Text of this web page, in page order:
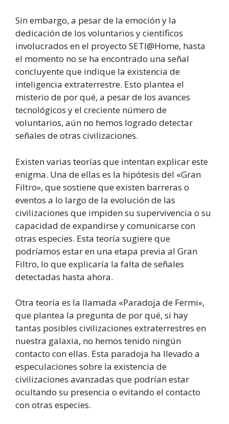
Sin embargo, a pesar de la emoción y la
dedicación de los voluntarios y científicos
involucrados en el proyecto SETI@Home, hasta
el momento no se ha encontrado una señal
concluyente que indique la existencia de
inteligencia extraterrestre. Esto plantea el
misterio de por qué, a pesar de los avances
tecnológicos y el creciente número de
voluntarios, aún no hemos logrado detectar
señales de otras civilizaciones.
Existen varias teorías que intentan explicar este
enigma. Una de ellas es la hipótesis del «Gran
Filtro», que sostiene que existen barreras o
eventos a lo largo de la evolución de las
civilizaciones que impiden su supervivencia o su
capacidad de expandirse y comunicarse con
otras especies. Esta teoría sugiere que
podríamos estar en una etapa previa al Gran
Filtro, lo que explicaría la falta de señales
detectadas hasta ahora.
Otra teoría es la llamada «Paradoja de Fermi»,
que plantea la pregunta de por qué, si hay
tantas posibles civilizaciones extraterrestres en
nuestra galaxia, no hemos tenido ningún
contacto con ellas. Esta paradoja ha llevado a
especulaciones sobre la existencia de
civilizaciones avanzadas que podrían estar
ocultando su presencia o evitando el contacto
con otras especies.